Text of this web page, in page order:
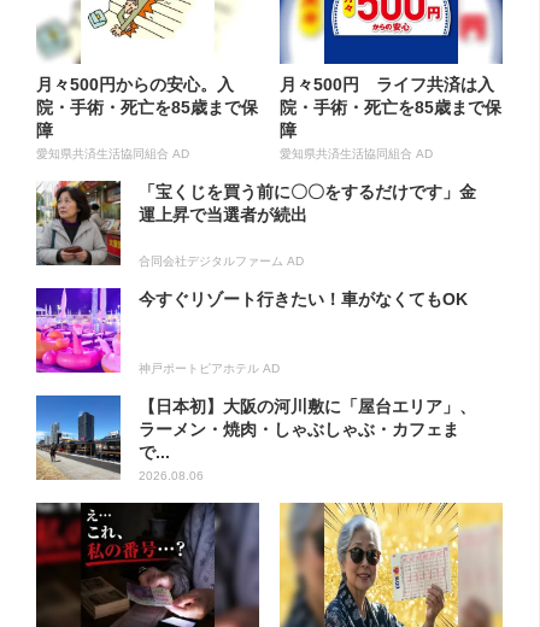
月々500円からの安心。入
院・手術・死亡を85歳まで保
障
愛知県共済生活協同組合 AD
月々500円 ライフ共済は入
院・手術・死亡を85歳まで保
障
愛知県共済生活協同組合 AD
「宝くじを買う前に〇〇をするだけです」金
運上昇で当選者が続出
合同会社デジタルファーム AD
今すぐリゾート行きたい！車がなくてもOK
神戸ポートピアホテル AD
【日本初】大阪の河川敷に「屋台エリア」、
ラーメン・焼肉・しゃぶしゃぶ・カフェま
で...
2026.08.06